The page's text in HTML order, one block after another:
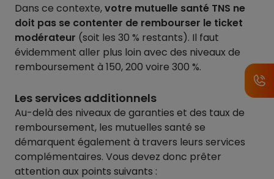
Dans ce contexte,votre mutuelle santé TNS ne
doit pas se contenter de rembourser le ticket
modérateur (soit les 30 % restants). Il faut
évidemment aller plus loin avec des niveaux de
remboursement à 150, 200 voire 300 %.
Les services additionnels
Au-delà des niveaux de garanties et des taux de
remboursement, les mutuelles santé se
démarquent également à travers leurs services
complémentaires. Vous devez donc prêter
attention aux points suivants :